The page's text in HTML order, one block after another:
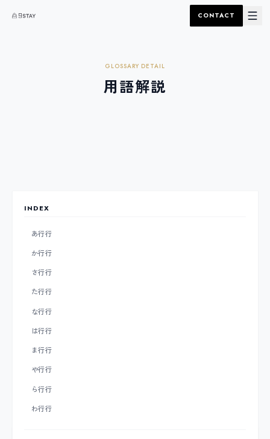
CONTACT
GLOSSARY DETAIL
用語解説
INDEX
あ行行
か行行
さ行行
た行行
な行行
は行行
ま行行
や行行
ら行行
わ行行